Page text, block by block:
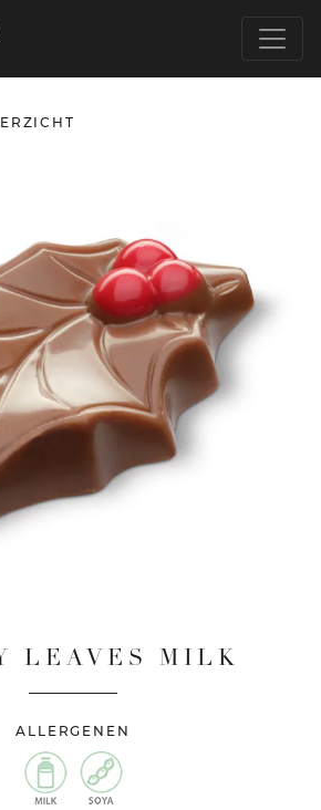
LEAVES MILK
ALLERGENEN